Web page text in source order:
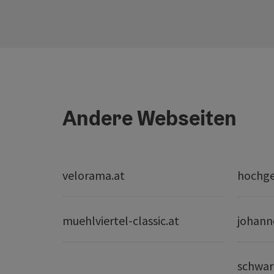
Andere Webseiten
velorama.at
muehlviertel-classic.at